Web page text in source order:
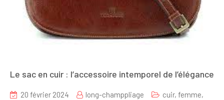
Le sac en cuir : l’accessoire intemporel de l’élégance
20 février 2024 long-champpliage cuir, femme,